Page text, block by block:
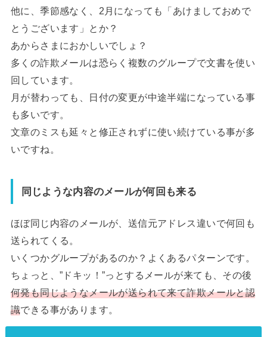
他に、季節感なく、2月になっても「あけましておめで
とうございます」とか？
あからさまにおかしいでしょ？
多くの詐欺メールは恐らく複数のグループで文書を使い
回しています。
月が替わっても、日付の変更が中途半端になっている事
も多いです。
文章のミスも延々と修正されずに使い続けている事が多
いですね。
同じような内容のメールが何回も来る
ほぼ同じ内容のメールが、送信元アドレス違いで何回も
送られてくる。
いくつかグループがあるのか？よくあるパターンです。
ちょっと、”ドキッ！”っとするメールが来ても、その後
何発も同じようなメールが送られて来て詐欺メールと認
識できる事があります。